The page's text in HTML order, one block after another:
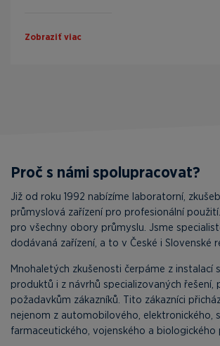
Zobraziť viac
Proč s námi spolupracovat?
Již od roku 1992 nabízíme laboratorní,
průmyslová zařízení pro profesionální
pro všechny obory průmyslu. Jsme
dodávaná zařízení, a to v České i Slovenské
Mnohaletých zkušenosti čerpáme z instalací
produktů i z návrhů specializovaných řešení,
požadavkům zákazníků. Tito zákazníci
nejenom z automobilového, elektronického,
farmaceutického, vojenského a biologického